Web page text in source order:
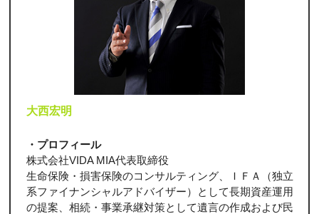
大西宏明
・プロフィール
株式会社VIDA MIA代表取締役
生命保険・損害保険のコンサルティング、ＩＦＡ（独立
系ファイナンシャルアドバイザー）として長期資産運用
の提案、相続・事業承継対策として遺言の作成および民